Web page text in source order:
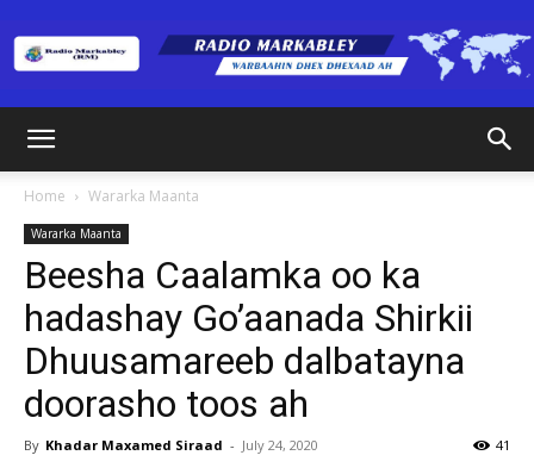
(RM)
Home Wararka Maanta
Wararka Maanta
Beesha Caalamka oo ka
hadashay Go’aanada Shirkii
Dhuusamareeb dalbatayna
doorasho toos ah
By Khadar Maxamed Siraad - July 24, 2020 41